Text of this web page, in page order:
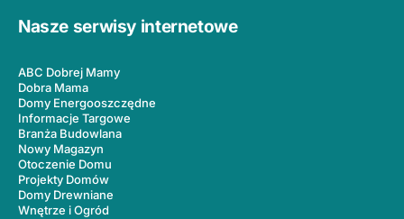
Nasze serwisy internetowe
ABC Dobrej Mamy
Dobra Mama
Domy Energooszczędne
Informacje Targowe
Branża Budowlana
Nowy Magazyn
Otoczenie Domu
Projekty Domów
Domy Drewniane
Wnętrze i Ogród